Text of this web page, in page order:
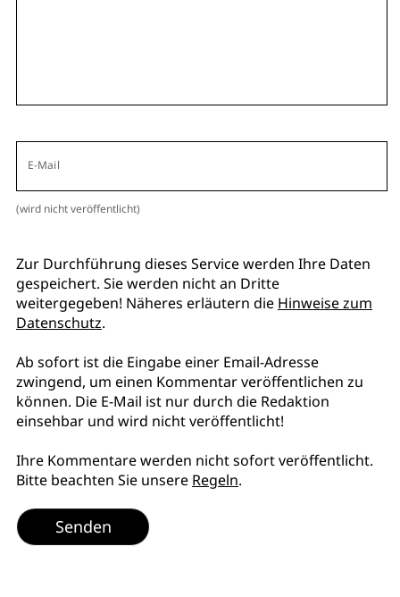
E-Mail
(wird nicht veröffentlicht)
Zur Durchführung dieses Service werden Ihre Daten
gespeichert. Sie werden nicht an Dritte
weitergegeben! Näheres erläutern die Hinweise zum
Datenschutz.
Ab sofort ist die Eingabe einer Email-Adresse
zwingend, um einen Kommentar veröffentlichen zu
können. Die E-Mail ist nur durch die Redaktion
einsehbar und wird nicht veröffentlicht!
Ihre Kommentare werden nicht sofort veröffentlicht.
Bitte beachten Sie unsere Regeln.
Senden